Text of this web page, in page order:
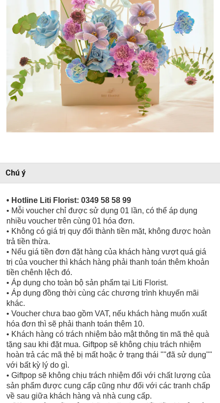
Chú ý
• Hotline Liti Florist: 0349 58 58 99
• Mỗi voucher chỉ được sử dụng 01 lần, có thể áp dụng
nhiều voucher trên cùng 01 hóa đơn.
• Không có giá trị quy đổi thành tiền mặt, không được hoàn
trả tiền thừa.
• Nếu giá tiền đơn đặt hàng của khách hàng vượt quá giá
trị của voucher thì khách hàng phải thanh toán thêm khoản
tiền chênh lệch đó.
• Áp dụng cho toàn bộ sản phẩm tại Liti Florist.
• Áp dụng đồng thời cùng các chương trình khuyến mãi
khác.
• Voucher chưa bao gồm VAT, nếu khách hàng muốn xuất
hóa đơn thì sẽ phải thanh toán thêm 10.
• Khách hàng có trách nhiệm bảo mật thông tin mã thẻ quà
tặng sau khi đặt mua. Giftpop sẽ không chịu trách nhiệm
hoàn trả các mã thẻ bị mất hoặc ở trạng thái ""đã sử dụng""
với bất kỳ lý do gì.
• Giftpop sẽ không chịu trách nhiệm đối với chất lượng của
sản phẩm được cung cấp cũng như đối với các tranh chấp
về sau giữa khách hàng và nhà cung cấp.